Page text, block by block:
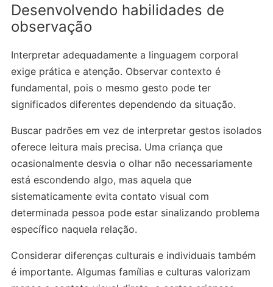
Desenvolvendo habilidades de
observação
Interpretar adequadamente a linguagem corporal
exige prática e atenção. Observar contexto é
fundamental, pois o mesmo gesto pode ter
significados diferentes dependendo da situação.
Buscar padrões em vez de interpretar gestos isolados
oferece leitura mais precisa. Uma criança que
ocasionalmente desvia o olhar não necessariamente
está escondendo algo, mas aquela que
sistematicamente evita contato visual com
determinada pessoa pode estar sinalizando problema
específico naquela relação.
Considerar diferenças culturais e individuais também
é importante. Algumas famílias e culturas valorizam